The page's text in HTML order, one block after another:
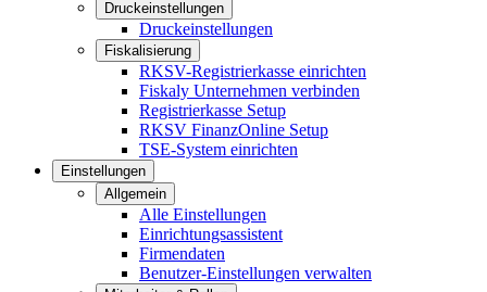
Druckeinstellungen
Druckeinstellungen
Fiskalisierung
RKSV-Registrierkasse einrichten
Fiskaly Unternehmen verbinden
Registrierkasse Setup
RKSV FinanzOnline Setup
TSE-System einrichten
Einstellungen
Allgemein
Alle Einstellungen
Einrichtungsassistent
Firmendaten
Benutzer-Einstellungen verwalten